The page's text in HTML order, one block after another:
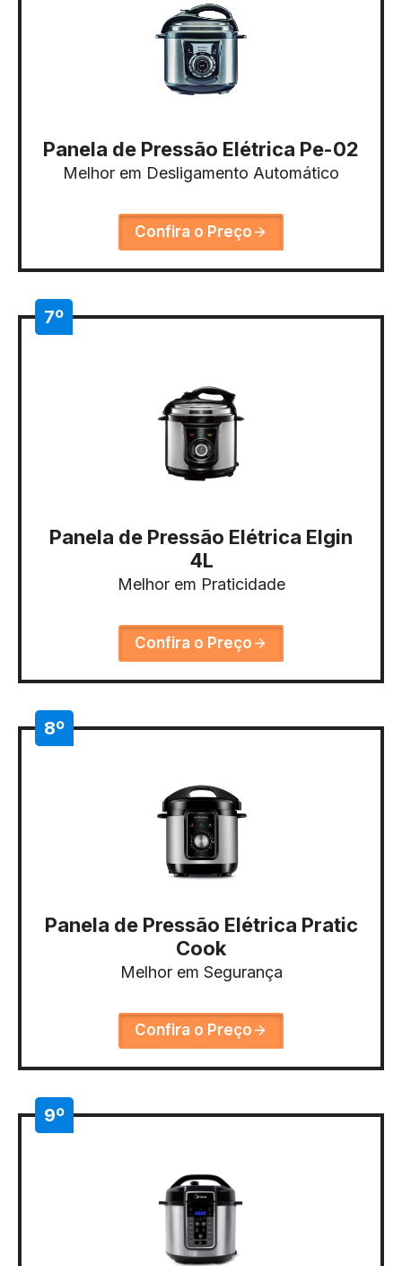
Panela de Pressão Elétrica Pe-02
Melhor em Desligamento Automático
Confira o Preço
7º
Panela de Pressão Elétrica Elgin
4L
Melhor em Praticidade
Confira o Preço
8º
Panela de Pressão Elétrica Pratic
Cook
Melhor em Segurança
Confira o Preço
9º